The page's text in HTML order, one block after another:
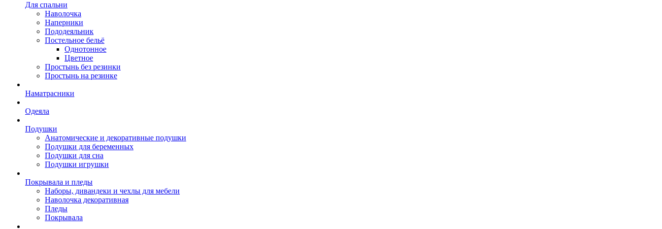
Для спальни
Наволочка
Наперники
Пододеяльник
Постельное бельё
Однотонное
Цветное
Простынь без резинки
Простынь на резинке
Наматрасники
Одеяла
Подушки
Анатомические и декоративные подушки
Подушки для беременных
Подушки для сна
Подушки игрушки
Покрывала и пледы
Наборы, дивандеки и чехлы для мебели
Наволочка декоративная
Пледы
Покрывала